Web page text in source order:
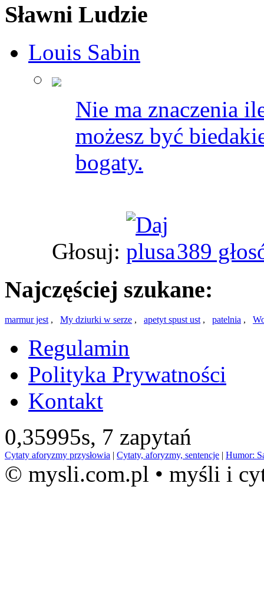
Sławni Ludzie
Louis Sabin
Nie ma znaczenia
możesz być
bogaty.
Głosuj: 389
Najczęściej szukane:
marmur jest , My dziurki w serze , apetyt spust ust , patelnia ,
Regulamin
Polityka Prywatności
Kontakt
0,35995s, 7 zapytań
Cytaty aforyzmy przysłowia | Cytaty, aforyzmy, sentencje | Humor:
© mysli.com.pl • myśli i